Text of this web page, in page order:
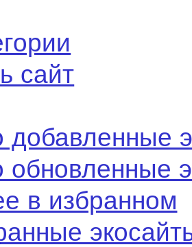
сайт
добавленные
обновленные
в избранном